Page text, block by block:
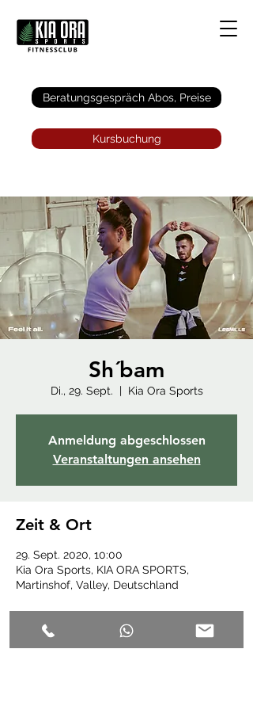
Beratungsgespräch Abos, Preise
Kursbuchung
Sh´bam
Di., 29. Sept.
  |
Kia Ora Sports
Anmeldung abgeschlossen
Veranstaltungen ansehen
Zeit & Ort
29. Sept. 2020, 10:00
Kia Ora Sports, KIA ORA SPORTS,
Martinshof, Valley, Deutschland